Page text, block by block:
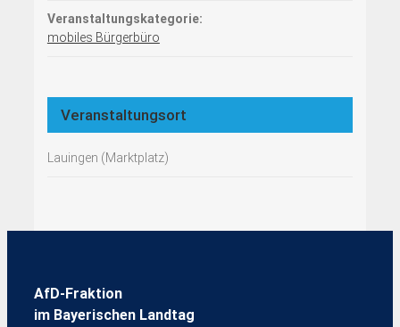
Veranstaltungskategorie:
mobiles Bürgerbüro
Veranstaltungsort
Lauingen (Marktplatz)
AfD-Fraktion
im Bayerischen Landtag